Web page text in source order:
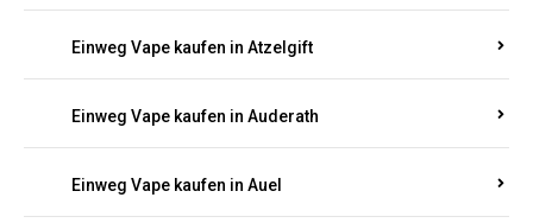
Einweg Vape kaufen in Atzelgift
Einweg Vape kaufen in Auderath
Einweg Vape kaufen in Auel